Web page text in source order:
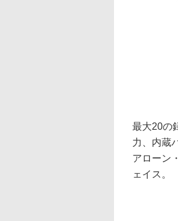
最大20の
力、内蔵
アローン
ェイス。